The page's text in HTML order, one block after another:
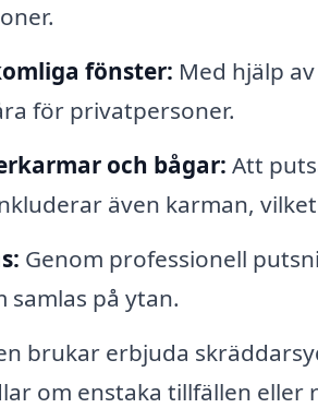
fönster: Med hjälp
för privatpersoner.
och bågar: Att
även karman,
Genom professionell
samlas på ytan.
brukar erbjuda
om enstaka tillfällen eller